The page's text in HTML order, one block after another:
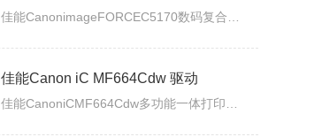
佳能Canon iC MF664Cdw 驱动